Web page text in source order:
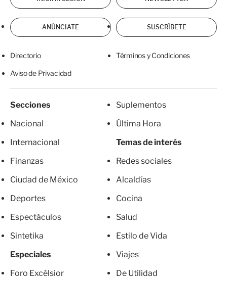
ANÚNCIATE SUSCRÍBETE
Directorio Términos y Condiciones
Aviso de Privacidad
Secciones
Nacional
Internacional
Finanzas
Ciudad de México
Deportes
Espectáculos
Sintetika
Especiales
Foro Excélsior
Suplementos
Última Hora
Temas de interés
Redes sociales
Alcaldías
Cocina
Salud
Estilo de Vida
Viajes
De Utilidad